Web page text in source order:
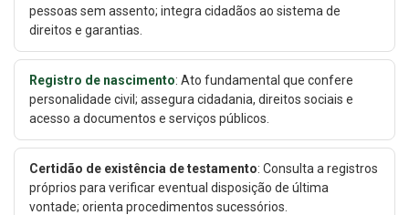
pessoas sem assento; integra cidadãos ao sistema de
direitos e garantias.
Registro de nascimento: Ato fundamental que confere
personalidade civil; assegura cidadania, direitos sociais e
acesso a documentos e serviços públicos.
Certidão de existência de testamento: Consulta a registros
próprios para verificar eventual disposição de última
vontade; orienta procedimentos sucessórios.